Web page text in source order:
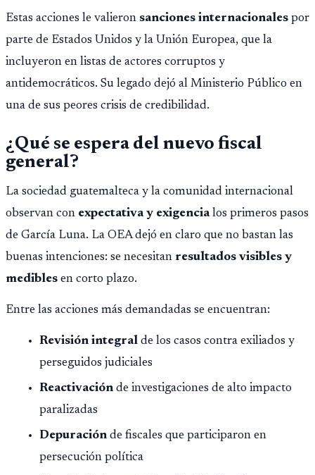
Estas acciones le valieron sanciones internacionales por
parte de Estados Unidos y la Unión Europea, que la
incluyeron en listas de actores corruptos y
antidemocráticos. Su legado dejó al Ministerio Público en
una de sus peores crisis de credibilidad.
¿Qué se espera del nuevo fiscal
general?
La sociedad guatemalteca y la comunidad internacional
observan con expectativa y exigencialos primeros pasos
de García Luna. La OEA dejó en claro que no bastan las
buenas intenciones: se necesitan resultados visibles y
medibles en corto plazo.
Entre las acciones más demandadas se encuentran:
Revisión integral de los casos contra exiliados y
perseguidos judiciales
Reactivación de investigaciones de alto impacto
paralizadas
Depuración de fiscales que participaron en
persecución política